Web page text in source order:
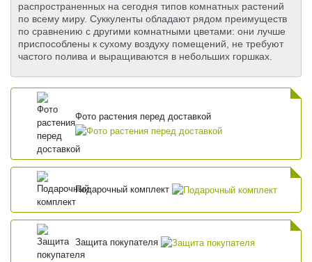
распространенных на сегодня типов комнатных растений
по всему миру. Суккуленты обладают рядом преимуществ
по сравнению с другими комнатными цветами: они лучше
приспособлены к сухому воздуху помещений, не требуют
частого полива и выращиваются в небольших горшках.
Фото растения перед доставкой
Подарочный комплект
Защита покупателя